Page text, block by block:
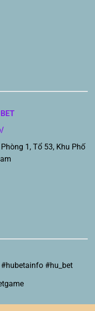
1, Tổ 53, Khu Phố
#hu_bet